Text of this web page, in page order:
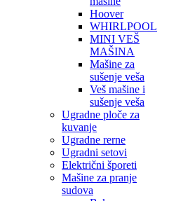
Hoover
WHIRLPOOL
MINI VEŠ
MAŠINA
Mašine za
sušenje veša
Veš mašine i
sušenje veša
Ugradne ploče za
kuvanje
Ugradne rerne
Ugradni setovi
Električni šporeti
Mašine za pranje
sudova